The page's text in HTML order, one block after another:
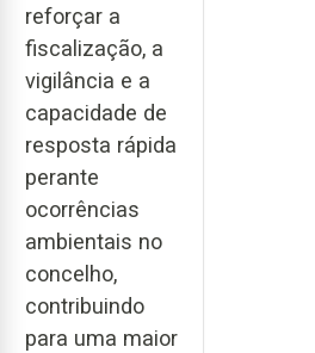
reforçar a
fiscalização, a
vigilância e a
capacidade de
resposta rápida
perante
ocorrências
ambientais no
concelho,
contribuindo
para uma maior